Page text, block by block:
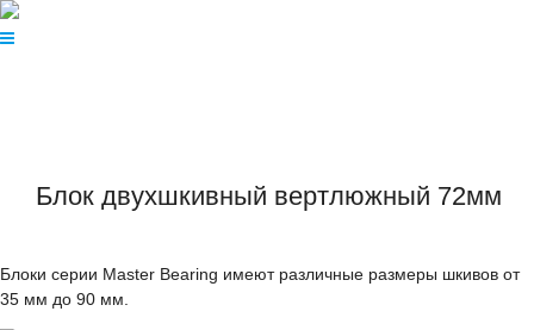
Блок двухшкивный вертлюжный 72мм
Блоки серии Master Bearing имеют различные размеры шкивов от
35 мм до 90 мм.